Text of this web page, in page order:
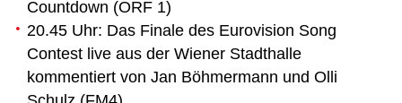
Countdown (ORF 1)
20.45 Uhr: Das Finale des Eurovision Song
Contest live aus der Wiener Stadthalle
kommentiert von Jan Böhmermann und Olli